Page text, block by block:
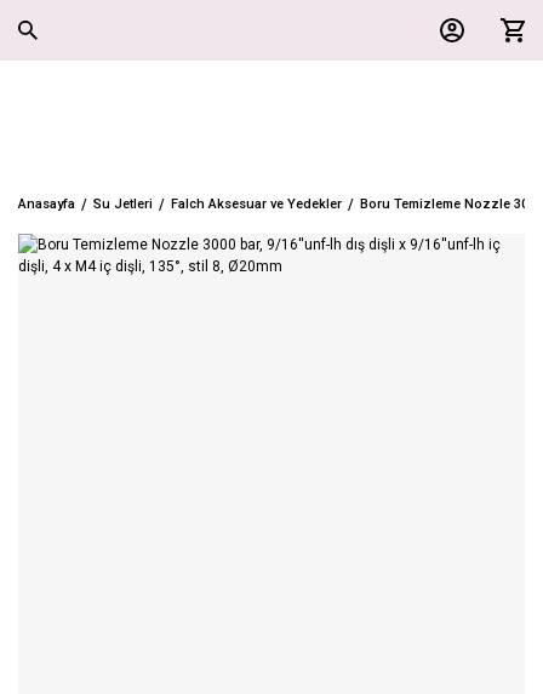
Anasayfa Su Jetleri Falch Aksesuar ve Yedekler Boru Temizleme Nozzle